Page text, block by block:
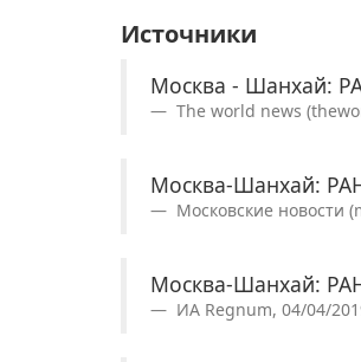
Источники
Москва - Шанхай:
The world news
Москва-Шанхай:
Московские новости
Москва-Шанхай:
ИА Regnum, 04/04/